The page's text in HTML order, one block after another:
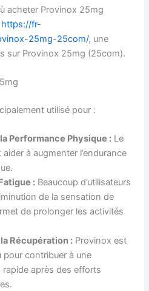
acheter Provinox 25mg
https://fr-
25mg-25com/, une
sur Provinox 25mg (25com).
utilisé pour :
Performance Physique : Le
à augmenter l’endurance
: Beaucoup d’utilisateurs
de la sensation de
de prolonger les activités
Récupération : Provinox est
pour contribuer à une
rapide après des efforts